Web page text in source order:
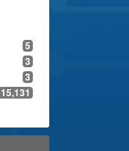
5
3
3
15,131